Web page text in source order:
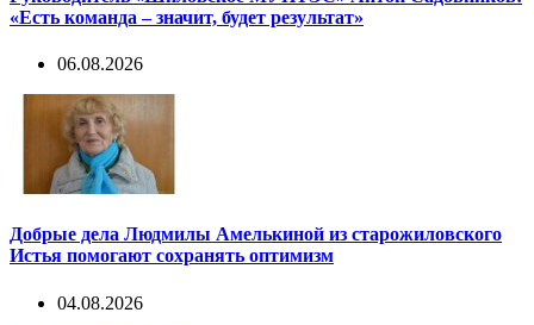
«Есть команда – значит, будет результат»
06.08.2026
Добрые дела Людмилы Амелькиной из старожиловского
Истья помогают сохранять оптимизм
04.08.2026